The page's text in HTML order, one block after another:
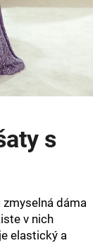
s
dáma
v nich
elastický a